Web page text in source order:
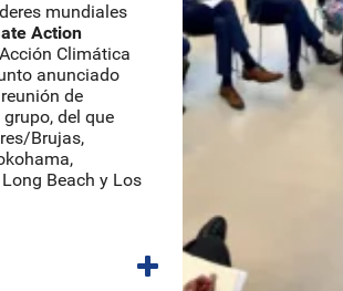
mundiales
Action
Climática
anunciado
de
del que
Brujas,
Beach y Los